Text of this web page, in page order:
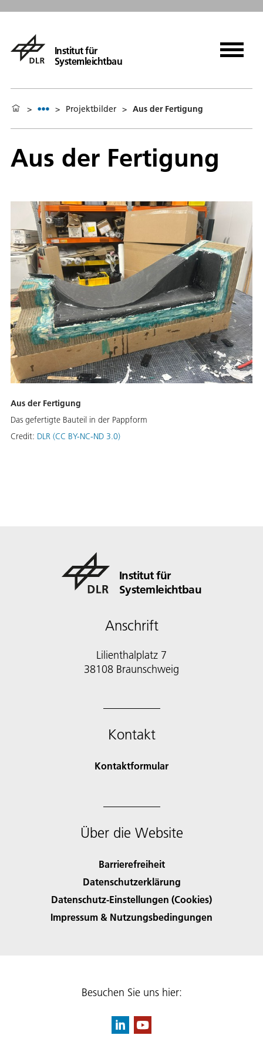
Institut für
Systemleichtbau
> > Projektbilder > Aus der Fertigung
Aus der Fertigung
Aus der Fertigung
Das gefertigte Bauteil in der Pappform
Credit: DLR (CC BY-NC-ND 3.0)
Institut für
Systemleichtbau
Anschrift
Lilienthalplatz 7
38108 Braunschweig
Kontakt
Kontaktformular
Über die Website
Barrierefreiheit
Datenschutzerklärung
Datenschutz-Einstellungen (Cookies)
Impressum & Nutzungsbedingungen
Besuchen Sie uns hier: